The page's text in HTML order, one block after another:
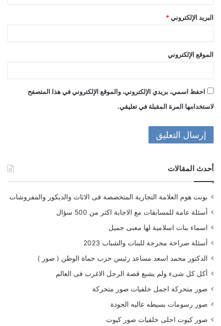
البريد الإلكتروني *
الموقع الإلكتروني
احفظ اسمي، بريدي الإلكتروني، والموقع الإلكتروني في هذا المتصفح
لاستخدامها المرة المقبلة في تعليقي.
أحدث المقالات
بونت هوم العلامة التجارية المتخصصة فى الاثاث والديكور والمفروشات
أسئلة عامة للمسابقات مع الاجابة اكثر من 500 سؤال
اسماء بنات اسلامية لها معنى جميل
أسئلة صراحة محرجة للبنات والشباب 2023
الدكتور محمد اسعد مساعد رئيس حزب حماة الوطن ( صور )
أكل كل شىء ولم يشبع قصة الرجل الاغرب فى العالم
صور متحركة اجمل خلفيات صور متحركة
صور رسومات بسيطه عاليه الجودة
صور كيوت احلى خلفيات صور كيوت